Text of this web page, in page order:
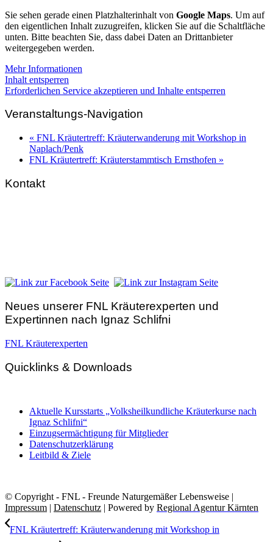
Sie sehen gerade einen Platzhalterinhalt von Google Maps. Um auf
den eigentlichen Inhalt zuzugreifen, klicken Sie auf die Schaltfläche
unten. Bitte beachten Sie, dass dabei Daten an Drittanbieter
weitergegeben werden.
Mehr Informationen
Inhalt entsperren
Erforderlichen Service akzeptieren und Inhalte entsperren
Veranstaltungs-Navigation
« FNL Kräutertreff: Kräuterwanderung mit Workshop in
Naplach/Penk
FNL Kräutertreff: Kräuterstammtisch Ernsthofen »
Kontakt
Neues unserer FNL Kräuterexperten und
Expertinnen nach Ignaz Schlifni
FNL Kräuterexperten
Quicklinks & Downloads
Aktuelle Kursstarts „Volksheilkundliche Kräuterkurse nach
Ignaz Schlifni“
Einzugsermächtigung für Mitglieder
Datenschutzerklärung
Leitbild & Ziele
© Copyright - FNL - Freunde Naturgemäßer Lebensweise |
Impressum | Datenschutz | Powered by Regional Agentur Kärnten
FNL Kräutertreff: Kräuterwanderung mit Workshop in